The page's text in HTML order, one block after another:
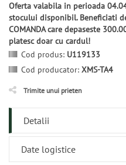
Oferta valabila in perioada
stocului disponibil. Beneficiati
COMANDA care depaseste
platesc doar cu cardul!
Cod produs: U119133
Cod producator: XMS-TA4
Trimite unui prieten
Detalii
Date logistice